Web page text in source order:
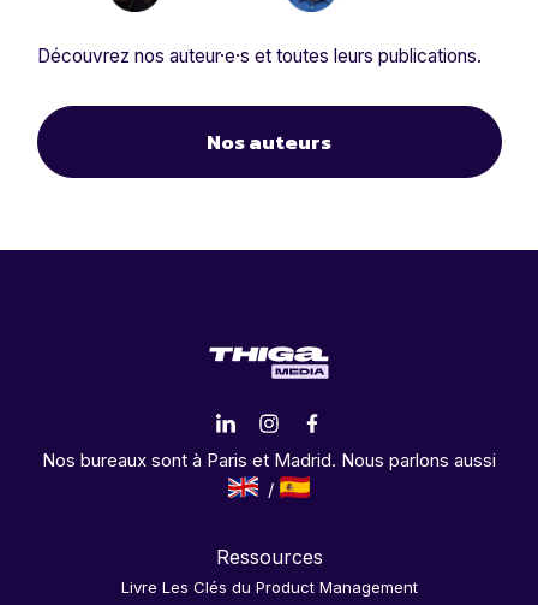
Découvrez nos auteur·e·s et toutes leurs publications.
Nos auteurs
Nos bureaux sont à Paris et Madrid. Nous parlons aussi
Ressources
Livre Les Clés du Product Management